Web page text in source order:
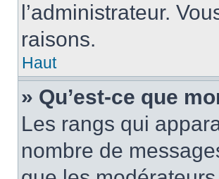
l’administrateur.
raisons.
Haut
» Qu’est-ce que
Les rangs qui
nombre de